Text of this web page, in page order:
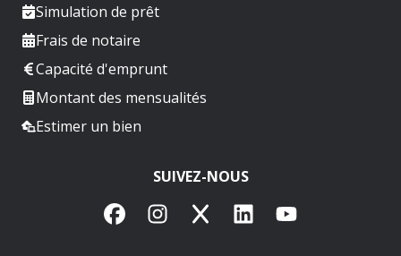
Simulation de prêt
Frais de notaire
Capacité d'emprunt
Montant des mensualités
Estimer un bien
SUIVEZ-NOUS
FacebookInstagram
X LinkedInYouTube